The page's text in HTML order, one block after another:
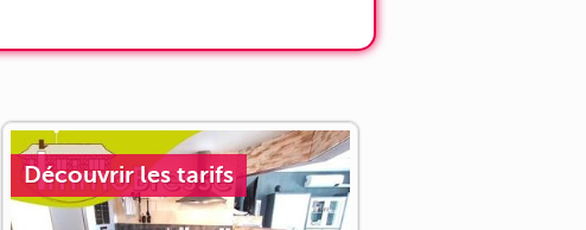
Découvrir les tarifs